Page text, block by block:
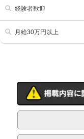
経験者歓迎
月給30万円以上